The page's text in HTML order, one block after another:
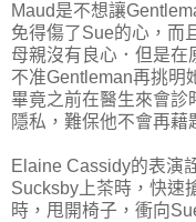
Maud是不想讓
免得傷了Sue的心，而
母親沒有良心．但是在
不准Gentleman再挑明
畢竟之前在醫生來會診
隱私，難保他不會再藉
Elaine Cassidy的表演
Sucksby上茶時，快速
時，甩開椅子，衝向